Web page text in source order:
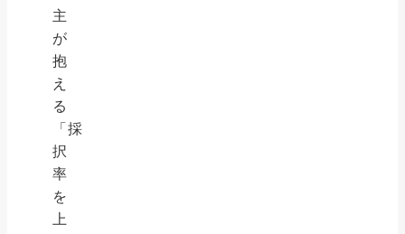
主
が
抱
え
る
「採
択
率
を
上